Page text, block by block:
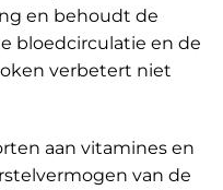
en behoudt de
bloedcirculatie en de
verbetert niet
aan vitamines en
van de